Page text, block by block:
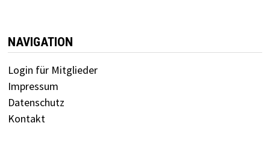
NAVIGATION
Login für Mitglieder
Impressum
Datenschutz
Kontakt